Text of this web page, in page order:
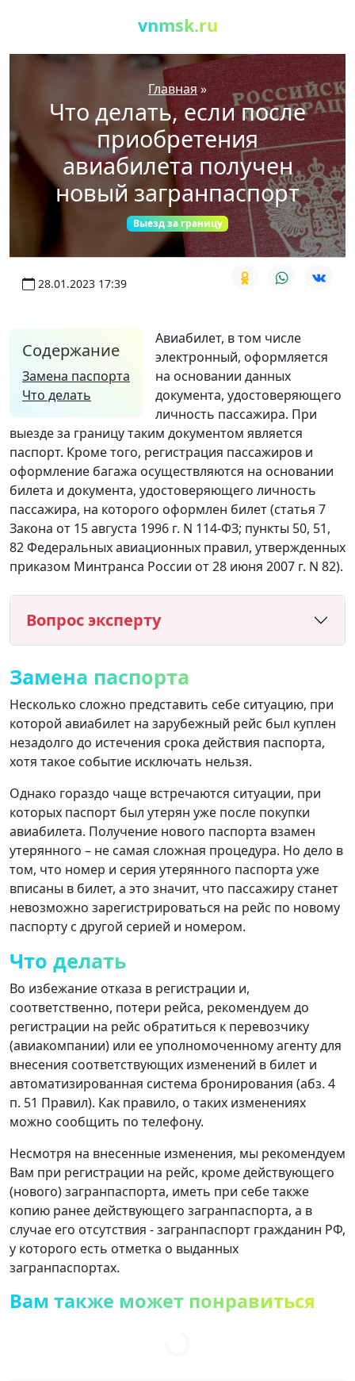
vnmsk.ru
Главная »
Что делать, если после
приобретения
авиабилета получен
новый загранпаспорт
Выезд за границу
28.01.2023 17:39
Содержание
Замена паспорта
Что делать
Авиабилет, в том числе
электронный, оформляется
на основании данных
документа, удостоверяющего
личность пассажира. При
выезде за границу таким документом является
паспорт. Кроме того, регистрация пассажиров и
оформление багажа осуществляются на основании
билета и документа, удостоверяющего личность
пассажира, на которого оформлен билет (статья 7
Закона от 15 августа 1996 г. N 114-ФЗ; пункты 50, 51,
82 Федеральных авиационных правил, утвержденных
приказом Минтранса России от 28 июня 2007 г. N 82).
Вопрос эксперту
Замена паспорта
Несколько сложно представить себе ситуацию, при
которой авиабилет на зарубежный рейс был куплен
незадолго до истечения срока действия паспорта,
хотя такое событие исключать нельзя.
Однако гораздо чаще встречаются ситуации, при
которых паспорт был утерян уже после покупки
авиабилета. Получение нового паспорта взамен
утерянного – не самая сложная процедура. Но дело в
том, что номер и серия утерянного паспорта уже
вписаны в билет, а это значит, что пассажиру станет
невозможно зарегистрироваться на рейс по новому
паспорту с другой серией и номером.
Что делать
Во избежание отказа в регистрации и,
соответственно, потери рейса, рекомендуем до
регистрации на рейс обратиться к перевозчику
(авиакомпании) или ее уполномоченному агенту для
внесения соответствующих изменений в билет и
автоматизированная система бронирования (абз. 4
п. 51 Правил). Как правило, о таких изменениях
можно сообщить по телефону.
Несмотря на внесенные изменения, мы рекомендуем
Вам при регистрации на рейс, кроме действующего
(нового) загранпаспорта, иметь при себе также
копию ранее действующего загранпаспорта, а в
случае его отсутствия - загранпаспорт гражданин РФ,
у которого есть отметка о выданных
загранпаспортах.
Вам также может понравиться